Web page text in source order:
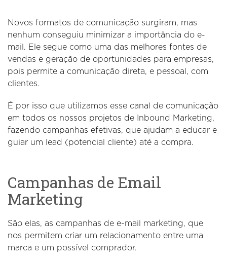
Novos formatos de comunicação surgiram, mas
nenhum conseguiu minimizar a importância do e-
mail. Ele segue como uma das melhores fontes de
vendas e geração de oportunidades para empresas,
pois permite a comunicação direta, e pessoal, com
clientes.
É por isso que utilizamos esse canal de comunicação
em todos os nossos projetos de Inbound Marketing,
fazendo campanhas efetivas, que ajudam a educar e
guiar um lead (potencial cliente) até a compra.
Campanhas de Email
Marketing
São elas, as campanhas de e-mail marketing, que
nos permitem criar um relacionamento entre uma
marca e um possível comprador.